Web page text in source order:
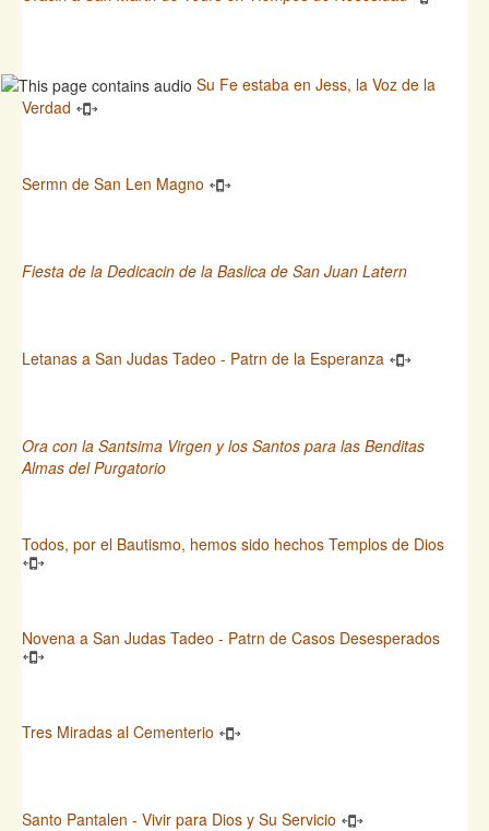
Su Fe estaba en Jess, la Voz de la
Verdad
Sermn de San Len Magno
Fiesta de la Dedicacin de la Baslica de San Juan Latern
Letanas a San Judas Tadeo - Patrn de la Esperanza
Ora con la Santsima Virgen y los Santos para las Benditas
Almas del Purgatorio
Todos, por el Bautismo, hemos sido hechos Templos de Dios
Novena a San Judas Tadeo - Patrn de Casos Desesperados
Tres Miradas al Cementerio
Santo Pantalen - Vivir para Dios y Su Servicio